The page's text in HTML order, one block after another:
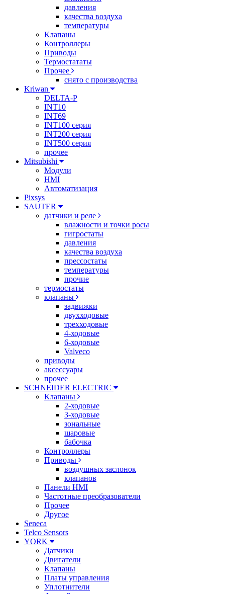
давления
качества воздуха
температуры
Клапаны
Контроллеры
Приводы
Термостататы
Прочее
снято с производства
Kriwan
DELTA-P
INT10
INT69
INT100 серия
INT200 серия
INT500 серия
прочее
Mitsubishi
Модули
HMI
Автоматизация
Pixsys
SAUTER
датчики и реле
влажности и точки росы
гигростаты
давления
качества воздуха
прессостаты
температуры
прочие
термостаты
клапаны
задвижки
двухходовые
трехходовые
4-ходовые
6-ходовые
Valveco
приводы
аксессуары
прочее
SCHNEIDER ELECTRIC
Клапаны
2-ходовые
3-ходовые
зональные
шаровые
бабочка
Контроллеры
Приводы
воздушных заслонок
клапанов
Панели HMI
Частотные преобразователи
Прочее
Другое
Seneca
Telco Sensors
YORK
Датчики
Двигатели
Клапаны
Платы управления
Уплотнители